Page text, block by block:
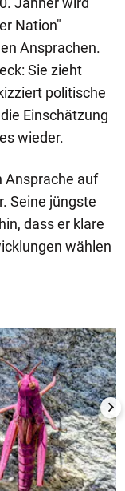
Nation"
Ansprachen.
Sie zieht
politische
Einschätzung
wieder.
Ansprache auf
Seine jüngste
dass er klare
wählen